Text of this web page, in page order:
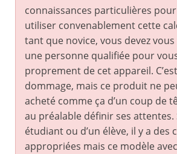
connaissances particulières
utiliser convenablement cette
tant que novice, vous devez
une personne qualifiée pour
proprement de cet appareil.
dommage, mais ce produit ne
acheté comme ça d’un coup de
au préalable définir ses attentes.
étudiant ou d’un élève, il y a des
appropriées mais ce modèle